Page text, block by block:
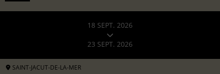
18 SEPT. 2026
23 SEPT. 2026
SAINT-JACUT-DE-LA-MER